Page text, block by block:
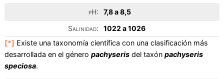
pH:
7,8 a 8,5
Salinidad:
1022 a 1026
[*] Existe una taxonomía científica con una clasificación más
desarrollada en el género pachyserisdel taxón pachyseris
speciosa.